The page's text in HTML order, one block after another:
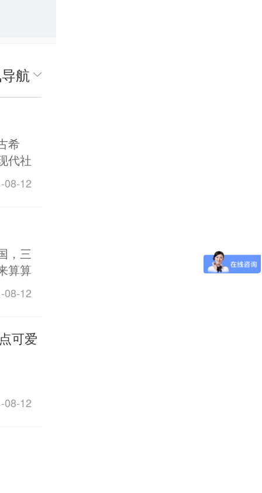
航
希
代社
有趣
妈们
08-12
，三
算算
08-12
可爱
08-12